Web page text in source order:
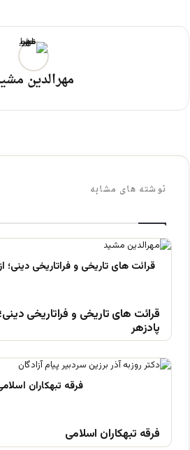
مهرالدین
نوشته های مشابه
قرائت های تاریخی و فراتاریخی
پادزهر
فرقه تبهکاران اسلامی